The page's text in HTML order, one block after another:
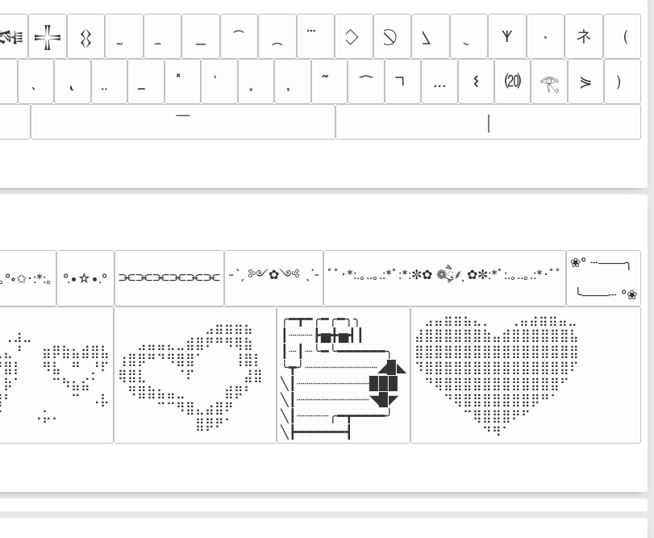
𒋲 𒌐 𐊵 ٠ ネ （
… 𐌔 ⒇ 𓂀 ⋟ ）
￣
°⭒✩･:*:｡ °.•☆•.° ⫘⫘⫘⫘⫘⫘ -ˋˏ ༻✿༺ ˎˊ- ﾟﾟ･*:.｡..｡.:*ﾟ:*:✼✿ ❁ཻུ۪۪⸙͎ ✿✼:*ﾟ:.｡..｡.:*･ﾟﾟ
❀° ┄───╮
╰───┄ °❀
⠀⠀⠀⠀⠀⠀⠀⠀⠀⣠⣶⣶⣶⣦⠀⠀
⠀⠀⣠⣤⣤⣄⣀⣾⣿⠟⠛⠻⢿⣷⠀
⢰⣿⡿⠛⠙⠻⣿⣿⠁⠀⠀⠀⢸⣿⡇
⢿⣿⣇⠀⠀⠀⠈⠏⠀⠀⠀⠀⠀⣼⣿⠀
⠀⠻⣿⣷⣦⣤⣀⠀⠀⠀⠀⣾⡿⠃⠀
⠀⠀⠀⠀⠉⠉⠻⣿⣄⣴⣿⠟⠀⠀⠀
⠀⠀⠀⠀⠀⠀⠀⠀⣿⡿⠟⠁⠀⠀⠀⠀
╭━┳━╭━╭━╮╮
┃┈┈┈┣▅╋▅┫┃
┃┈┃┈╰━╰━━━━━━╮
╰┳╯┈┈┈┈┈┈┈┈┈◢▉◣
╲┃┈┈┈┈┈┈┈┈┈▉▉▉
╲┃┈┈┈┈┈┈┈┈┈◥▉◤
╲┃┈┈┈┈╭━┳━━━━╯
╲┣━━━━━━┫﻿
⠀⣠⣤⣶⣶⣦⣄⡀  ⠀⢀⣤⣴⣶⣶⣤⣀⠀
⣼⣿⣿⣿⣿⣿⣿⣷⣤⣾⣿⣿⣿⣿⣿⣿⣧
⣿⣿⣿⣿⣿⣿⣿⣿⣿⣿⣿⣿⣿⣿⣿⣿⣿
⠹⣿⣿⣿⣿⣿⣿⣿⣿⣿⣿⣿⣿⣿⣿⣿⠏
⠀⠙⢿⣿⣿⣿⣿⣿⣿⣿⣿⣿⣿⣿⣿⠋⠀
⠀⠀⠀⠙⢿⣿⣿⣿⣿⣿⣿⣿⡿⠛⠁⠀⠀
⠀⠀⠀⠀⠀⠉⢿⣿⣿⣿⠟⠋⠀⠀⠀⠀⠀
⠀⠀⠀⠀⠀⠀⠀⠙⠻⠁⠀⠀⠀⠀⠀⠀⠀⠀⠀⠀⠀⠀⠀